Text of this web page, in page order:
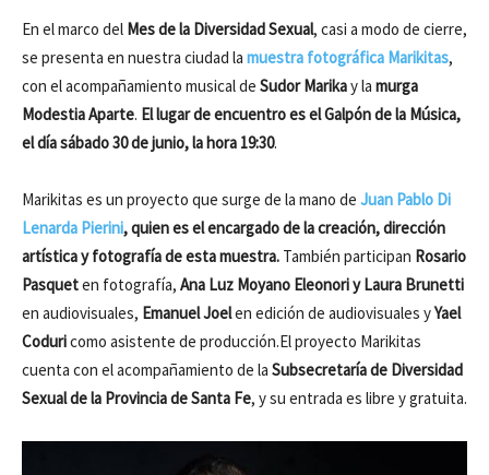
En el marco del Mes de la Diversidad Sexual, casi a modo de cierre,
se presenta en nuestra ciudad la muestra fotográfica Marikitas,
con el acompañamiento musical de Sudor Marikay la murga
Modestia Aparte. El lugar de encuentro es el Galpón de la Música,
el día sábado 30 de junio, la hora 19:30.
Marikitas es un proyecto que surge de la mano de Juan Pablo Di
Lenarda Pierini, quien es el encargado de la creación, dirección
artística y fotografía de esta muestra. También participan Rosario
Pasqueten fotografía, Ana Luz Moyano Eleonori y Laura Brunetti
en audiovisuales, Emanuel Joelen edición de audiovisuales yYael
Coduricomo asistente de producción.El proyecto Marikitas
cuenta con el acompañamiento de la Subsecretaría de Diversidad
Sexual de la Provincia de Santa Fe, y su entrada es libre y gratuita.